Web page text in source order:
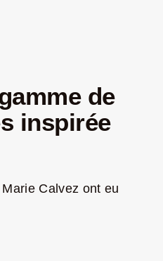
de
inspirée
Calvez ont eu